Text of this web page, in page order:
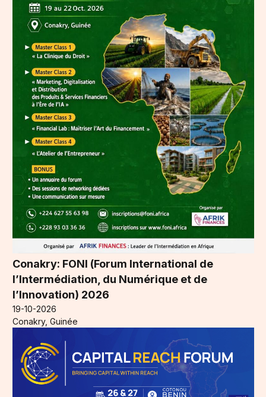
Conakry: FONI (Forum International de
l’Intermédiation, du Numérique et de
l’Innovation) 2026
19-10-2026
Conakry, Guinée